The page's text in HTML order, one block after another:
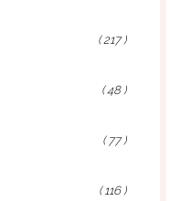
( 217 )
( 48 )
( 77 )
( 116 )